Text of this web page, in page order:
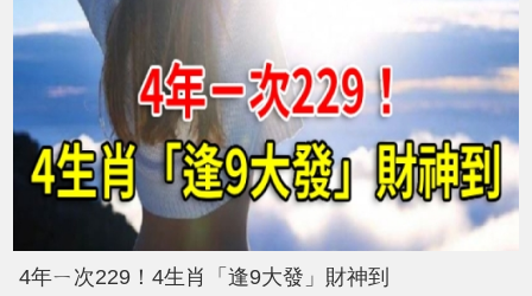
4年ㄧ次229！4生肖「逢9大發」財神到